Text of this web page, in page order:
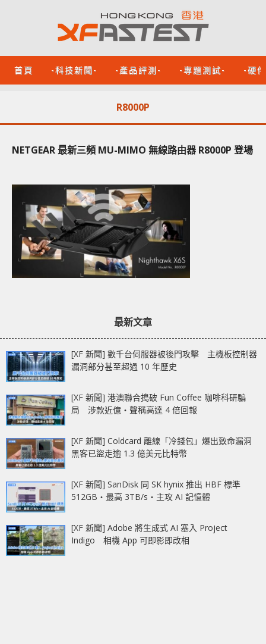
首頁 -科技新聞- -產品評測- -專題測試- -硬
R8000P
NETGEAR 最新三頻 MU-MIMO 無線路由器 R8000P 登場
最新文章
[XF 新聞] 數千台伺服器被後門攻擊 主機板控制器
漏洞部分甚至超過 10 年歷史
[XF 新聞] 港澳聯合搗破 Fun Coffee 咖啡科研騙
局 涉款近億‧聲稱高達 4 倍回報
[XF 新聞] Coldcard 離線「冷錢包」爆出致命漏洞
黑客已盜走逾 1.3 億美元比特幣
[XF 新聞] SanDisk 同 SK hynix 推出 HBF 標準
512GB‧最高 3TB/s‧主攻 AI 記憶體
[XF 新聞] Adobe 將生成式 AI 塞入 Project
Indigo 相機 App 可即影即改相